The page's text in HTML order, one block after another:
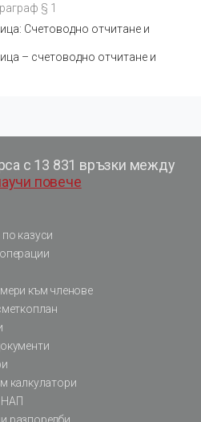
§ 1
Счетоводно отчитане и
– счетоводно отчитане и
с 13 831 връзки между
повече
казуси
към членове
калкулатори